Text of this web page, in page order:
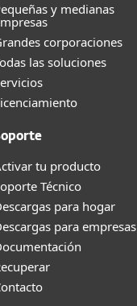
y medianas
corporaciones
las soluciones
tu producto
Técnico
para hogar
para empresas